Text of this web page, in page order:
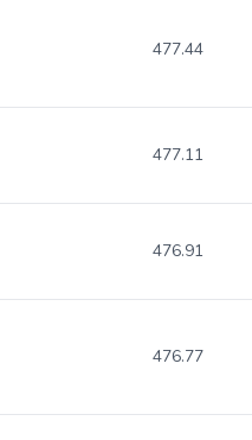
477.44
477.11
476.91
476.77